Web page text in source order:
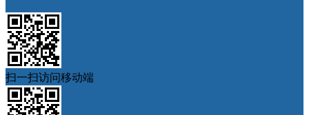
扫一扫访问移动端